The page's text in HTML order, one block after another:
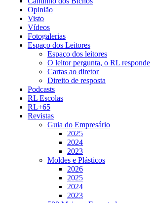
Opinião
Visto
Vídeos
Fotogalerias
Espaço dos Leitores
Espaço dos leitores
O leitor pergunta, o RL responde
Cartas ao diretor
Direito de resposta
Podcasts
RL Escolas
RL+65
Revistas
Guia do Empresário
2025
2024
2023
Moldes e Plásticos
2026
2025
2024
2023